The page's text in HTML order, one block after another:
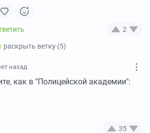
2
раскрыть ветку (5)
назад
как в "Полицейской академии":
35